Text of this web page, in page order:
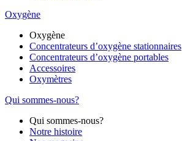
Oxygène
Oxygène
Concentrateurs d’oxygène stationnaires
Concentrateurs d’oxygène portables
Accessoires
Oxymètres
Qui sommes-nous?
Qui sommes-nous?
Notre histoire